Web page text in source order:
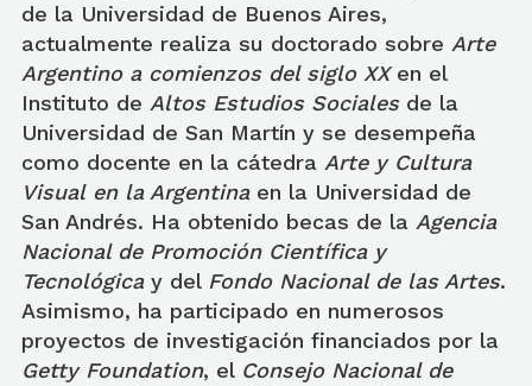
de la Universidad de Buenos Aires,
actualmente realiza su doctorado sobre Arte
Argentino a comienzos del siglo XXen el
Instituto de Altos Estudios Socialesde la
Universidad de San Martín y se desempeña
como docente en la cátedra Arte y Cultura
Visual en la Argentinaen la Universidad de
San Andrés. Ha obtenido becas de la Agencia
Nacional de Promoción Científica y
Tecnológicay del Fondo Nacional de las Artes.
Asimismo, ha participado en numerosos
proyectos de investigación financiados por la
Getty Foundation, el Consejo Nacional de